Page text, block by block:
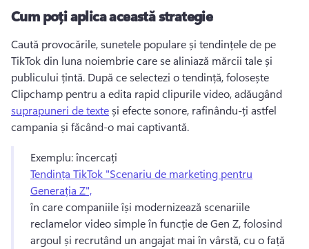
Cum poți aplica această strategie
Caută provocările, sunetele populare și tendințele de pe
TikTok din luna noiembrie care se aliniază mărcii tale și
publicului țintă. După ce selectezi o tendință, folosește
Clipchamp pentru a edita rapid clipurile video, adăugând
suprapuneri de texte și efecte sonore, rafinându-ți astfel
campania și făcând-o mai captivantă.
Exemplu: încercați
Tendința TikTok "Scenariu de marketing pentru
Generația Z",
în care companiile își modernizează scenariile
reclamelor video simple în funcție de Gen Z, folosind
argoul și recrutând un angajat mai în vârstă, cu o față